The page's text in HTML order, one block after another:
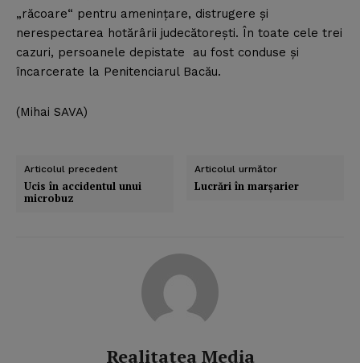
„răcoare“ pentru ameninţare, distrugere şi
nerespectarea hotărârii judecătoreşti. În toate cele trei
cazuri, persoanele depistate au fost conduse şi
încarcerate la Penitenciarul Bacău.
(Mihai SAVA)
Articolul precedent
Ucis în accidentul unui
microbuz
Articolul următor
Lucrări în marşarier
Realitatea Media